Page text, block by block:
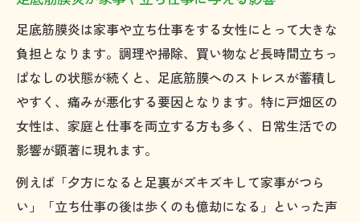
足底筋膜炎は家事や立ち仕事をする女性にとって大きな
負担となります。調理や掃除、買い物など長時間立ちっ
ぱなしの状態が続くと、足底筋膜へのストレスが蓄積し
やすく、痛みが悪化する要因となります。特に戸畑区の
女性は、家庭と仕事を両立する方も多く、日常生活での
影響が顕著に現れます。
例えば「夕方になると足裏がズキズキして家事がつら
い」「立ち仕事の後は歩くのも億劫になる」といった声